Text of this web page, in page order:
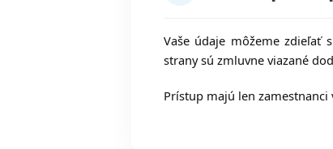
Vaše údaje môžeme zdieľať
strany sú zmluvne viazané
Prístup majú len